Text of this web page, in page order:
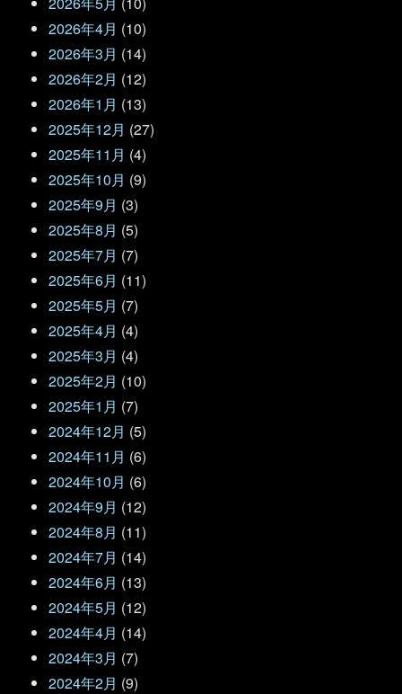
2026年4月 (10)
2026年3月 (14)
2026年2月 (12)
2026年1月 (13)
2025年12月 (27)
2025年11月 (4)
2025年10月 (9)
2025年9月 (3)
2025年8月 (5)
2025年7月 (7)
2025年6月 (11)
2025年5月 (7)
2025年4月 (4)
2025年3月 (4)
2025年2月 (10)
2025年1月 (7)
2024年12月 (5)
2024年11月 (6)
2024年10月 (6)
2024年9月 (12)
2024年8月 (11)
2024年7月 (14)
2024年6月 (13)
2024年5月 (12)
2024年4月 (14)
2024年3月 (7)
2024年2月 (9)